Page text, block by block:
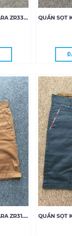
QUẦN SỌT KAKI NAM ZARA ZR33.85
QUẦN SỌT KAKI NAM ZARA ZR31.85